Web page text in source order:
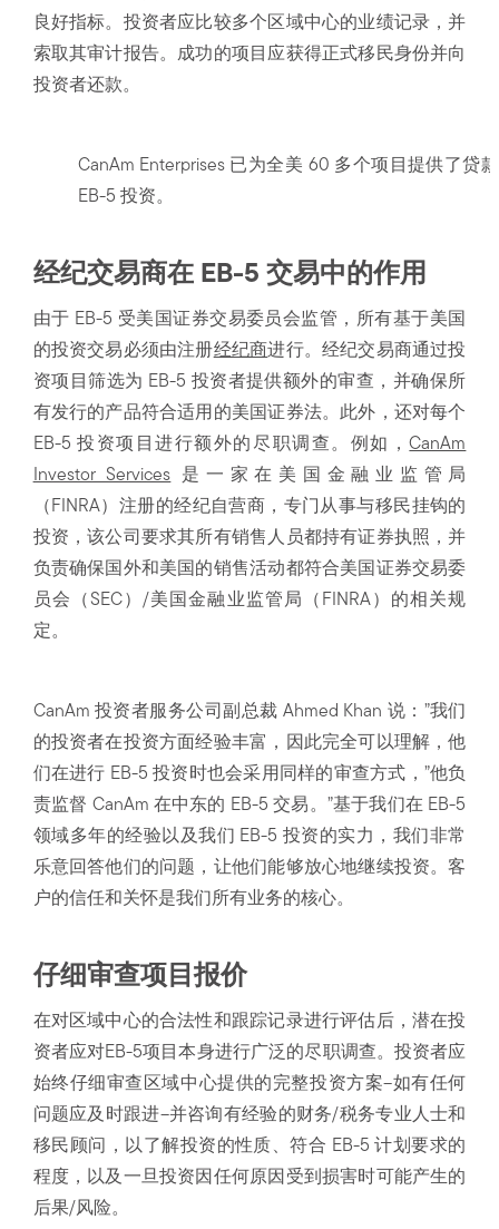
良好指标。投资者应比较多个区域中心的业绩记录，并
索取其审计报告。成功的项目应获得正式移民身份并向
投资者还款。
CanAm Enterprises 已为全美 60 多个项目提供了贷
EB-5 投资。
经纪交易商在 EB-5 交易中的作用
由于 EB-5 受美国证券交易委员会监管，所有基于美国
的投资交易必须由注册经纪商进行。经纪交易商通过投
资项目筛选为 EB-5 投资者提供额外的审查，并确保所
有发行的产品符合适用的美国证券法。此外，还对每个
EB-5 投资项目进行额外的尽职调查。例如，CanAm
Investor Services 是一家在美国金融业监管局
（FINRA）注册的经纪自营商，专门从事与移民挂钩的
投资，该公司要求其所有销售人员都持有证券执照，并
负责确保国外和美国的销售活动都符合美国证券交易委
员会（SEC）/美国金融业监管局（FINRA）的相关规
定。
CanAm 投资者服务公司副总裁 Ahmed Khan 说：”我们
的投资者在投资方面经验丰富，因此完全可以理解，他
们在进行 EB-5 投资时也会采用同样的审查方式，”他负
责监督 CanAm 在中东的 EB-5 交易。”基于我们在 EB-5
领域多年的经验以及我们 EB-5 投资的实力，我们非常
乐意回答他们的问题，让他们能够放心地继续投资。客
户的信任和关怀是我们所有业务的核心。
仔细审查项目报价
在对区域中心的合法性和跟踪记录进行评估后，潜在投
资者应对EB-5项目本身进行广泛的尽职调查。投资者应
始终仔细审查区域中心提供的完整投资方案–如有任何
问题应及时跟进–并咨询有经验的财务/税务专业人士和
移民顾问，以了解投资的性质、符合 EB-5 计划要求的
程度，以及一旦投资因任何原因受到损害时可能产生的
后果/风险。